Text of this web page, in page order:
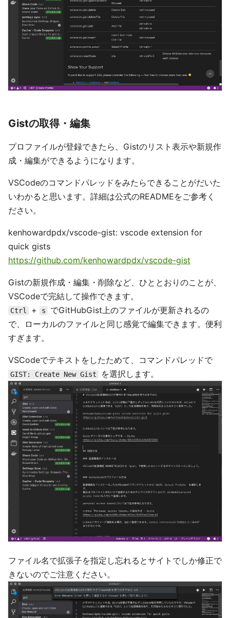
Gistの取得・編集
プロファイルが登録できたら、Gistのリスト表示や新規作
成・編集ができるようになります。
VSCodeのコマンドパレッドをみたらできることがだいた
いわかると思います。詳細は公式のREADMEをご参考く
ださい。
kenhowardpdx/vscode-gist: vscode extension for
quick gists
https://github.com/kenhowardpdx/vscode-gist
Gistの新規作成・編集・削除など、ひととおりのことが、
VSCodeで完結して操作できます。
Ctrl + s
でGitHubGist上のファイルが更新されるの
で、ローカルのファイルと同じ感覚で編集できます。便利
すぎます。
VSCodeでテキストをしたためて、コマンドパレッドで
GIST: Create New Gist を選択します。
ファイル名で拡張子を指定し忘れるとサイトでしか修正で
きないのでご注意ください。